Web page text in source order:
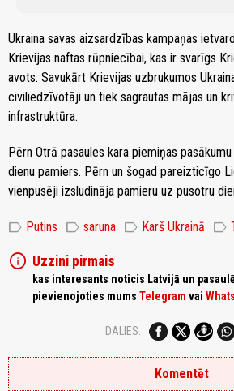
Ukraina savas aizsardzības kampaņas
Krievijas naftas rūpniecībai, kas ir svarīgs
avots. Savukārt Krievijas uzbrukumos
civiliedzīvotāji un tiek sagrautas mājas un
infrastruktūra.
Pērn Otrā pasaules kara piemiņas
dienu pamiers. Pērn un šogad pareizticīgo
vienpusēji izsludināja pamieru uz pusotru
label Putins label saruna label Karš Ukrainā label
info Uzzini pirmais
kas interesants noticis Latvijā un
pievienojoties mums Telegram vai
DALIES:
Komentēt